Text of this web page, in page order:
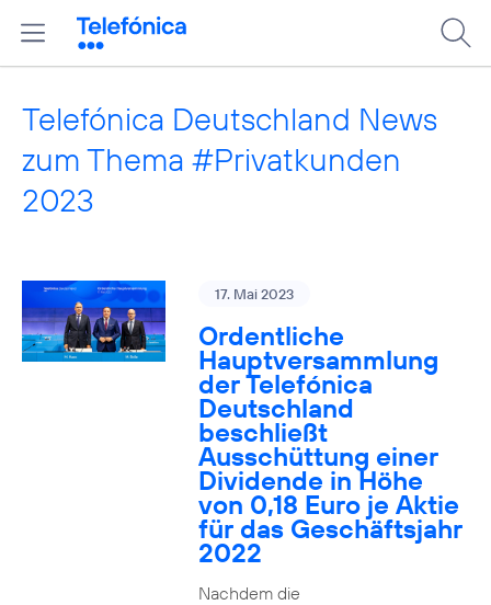
Telefónica Deutschland News
zum Thema #Privatkunden
2023
17. Mai 2023
Ordentliche
Hauptversammlung
der Telefónica
Deutschland
beschließt
Ausschüttung einer
Dividende in Höhe
von 0,18 Euro je Aktie
für das Geschäftsjahr
2022
Nachdem die